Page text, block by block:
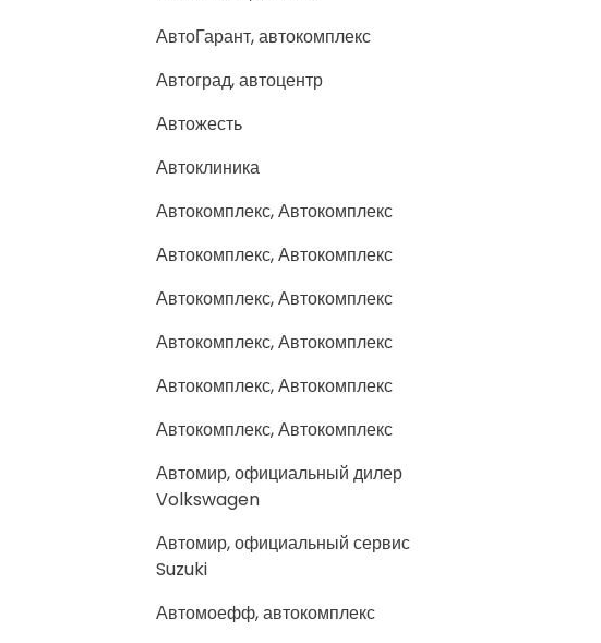
АвтоГарант, автокомплекс
Автоград, автоцентр
Автожесть
Автоклиника
Автокомплекс, Автокомплекс
Автокомплекс, Автокомплекс
Автокомплекс, Автокомплекс
Автокомплекс, Автокомплекс
Автокомплекс, Автокомплекс
Автокомплекс, Автокомплекс
Автомир, официальный дилер
Volkswagen
Автомир, официальный сервис
Suzuki
Автомоефф, автокомплекс